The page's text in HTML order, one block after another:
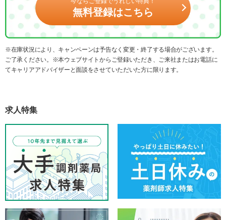
無料登録はこちら
※在庫状況により、キャンペーンは予告なく変更・終了する場合がございます。
ご了承ください。※本ウェブサイトからご登録いただき、ご来社またはお電話に
てキャリアアドバイザーと面談をさせていただいた方に限ります。
求人特集